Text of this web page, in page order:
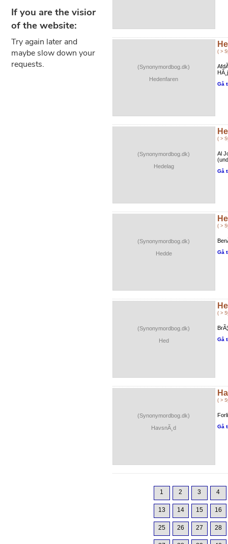
(Synonymordbog.dk)
Hedenfaren
( >
Gå
(Synonymordbog.dk)
Hedelag
( >
Al
Gå
(Synonymordbog.dk)
Hedde
( >
Gå
(Synonymordbog.dk)
Hed
( >
Gå
(Synonymordbog.dk)
HavsnÃ¸d
( >
Gå
1 2 3 4
13 14 15 16
25 26 27 28